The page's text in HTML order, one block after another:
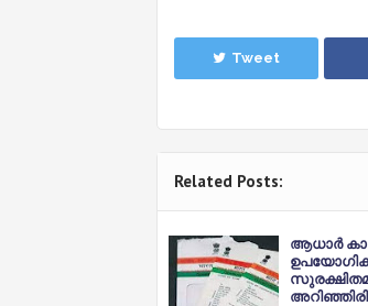
Tweet
Related Posts:
ആധാര്‍